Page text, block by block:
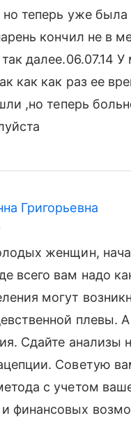
теперь уже
кончил не в
далее.06.07.14
как как раз ее
,но теперь
Григорьевна
женщин,
всего вам надо
могут
плевы.
Сдайте
Советую
с учетом
финансовых